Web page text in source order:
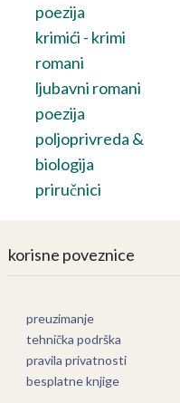
poezija
krimići - krimi
romani
ljubavni romani
poezija
poljoprivreda &
biologija
priručnici
korisne poveznice
preuzimanje
tehnička podrška
pravila privatnosti
besplatne knjige